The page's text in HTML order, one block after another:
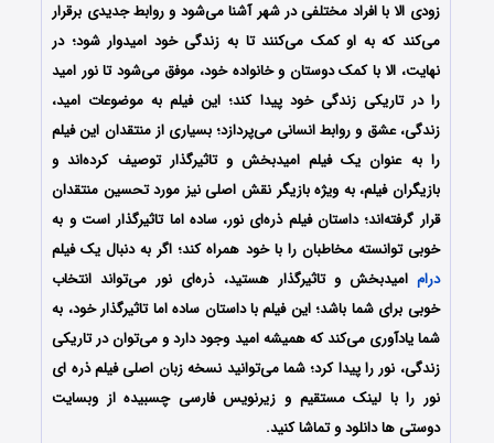
زودی الا با افراد مختلفی در شهر آشنا می‌شود و روابط جدیدی برقرار
می‌کند که به او کمک می‌کنند تا به زندگی خود امیدوار شود؛ در
نهایت، الا با کمک دوستان و خانواده خود، موفق می‌شود تا نور امید
را در تاریکی زندگی خود پیدا کند؛ این فیلم به موضوعات امید،
زندگی، عشق و روابط انسانی می‌پردازد؛ بسیاری از منتقدان این فیلم
را به عنوان یک فیلم امیدبخش و تاثیرگذار توصیف کرده‌اند و
بازیگران فیلم، به ویژه بازیگر نقش اصلی نیز مورد تحسین منتقدان
قرار گرفته‌اند؛ داستان فیلم ذره‌ای نور، ساده اما تاثیرگذار است و به
خوبی توانسته مخاطبان را با خود همراه کند؛ اگر به دنبال یک فیلم
درام امیدبخش و تاثیرگذار هستید، ذره‌ای نور می‌تواند انتخاب
خوبی برای شما باشد؛ این فیلم با داستان ساده اما تاثیرگذار خود، به
شما یادآوری می‌کند که همیشه امید وجود دارد و می‌توان در تاریکی
زندگی، نور را پیدا کرد؛ شما می‌توانید نسخه زبان اصلی فیلم ذره ای
نور را با ‌لینک مستقیم و زیرنویس فارسی چسبیده از وبسایت
دوستی ها دانلود و تماشا کنید.